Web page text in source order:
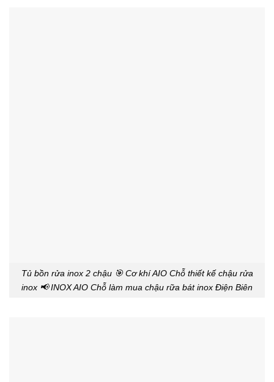
Tủ bồn rửa inox 2 chậu 🎯 Cơ khí AIO Chỗ thiết kế chậu rửa
inox 📢 INOX AIO Chỗ làm mua chậu rữa bát inox Điện Biên